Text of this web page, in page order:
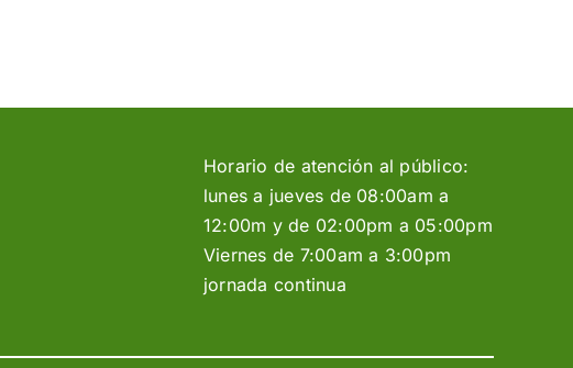
Horario de atención al público:
lunes a jueves de 08:00am a
12:00m y de 02:00pm a 05:00pm
Viernes de 7:00am a 3:00pm
jornada continua